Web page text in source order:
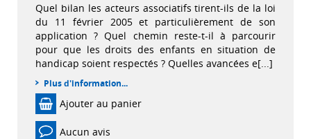
Quel bilan les acteurs associatifs tirent-ils de la loi
du 11 février 2005 et particulièrement de son
application ? Quel chemin reste-t-il à parcourir
pour que les droits des enfants en situation de
handicap soient respectés ? Quelles avancées e[...]
Plus d'information...
Ajouter au panier
Aucun avis